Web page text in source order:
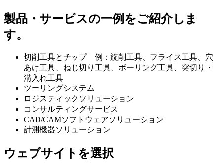
製品・サービスの一例をご紹介しま
す。
切削工具とチップ 例：旋削工具、フライス工具、穴
あけ工具、ねじ切り工具、ボーリング工具、突切り・
溝入れ工具
ツーリングシステム
ロジスティックソリューション
コンサルティングサービス
CAD/CAMソフトウェアソリューション
計測機器ソリューション
ウェブサイトを選択